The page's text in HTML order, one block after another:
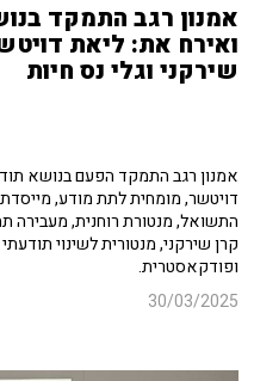
אמנון רגב התמקד
ואירח את: ליאת
שירקני וגלי נס חיות
אמנון רגב התמקד הפעם בנושא
קרן שירקני, מנטורית לשינוי
ופודקאסטרית.
30/03/2025